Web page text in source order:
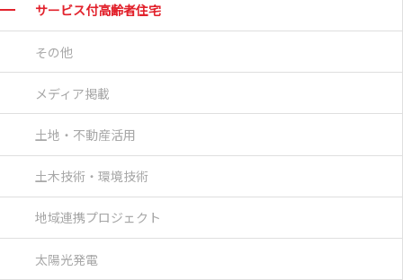
サービス付高齢者住宅
その他
メディア掲載
土地・不動産活用
土木技術・環境技術
地域連携プロジェクト
太陽光発電